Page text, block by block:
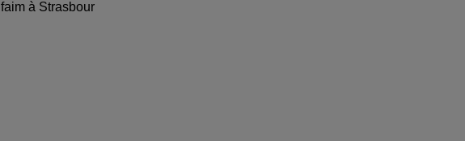
faim à Strasbour